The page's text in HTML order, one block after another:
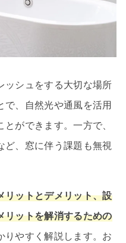
ッシュをする大切な場所
で、自然光や通風を活用
ができます。一方で、
ど、窓に伴う課題も無視
リットとデメリット、設
リットを解消するための
りやすく解説します。お